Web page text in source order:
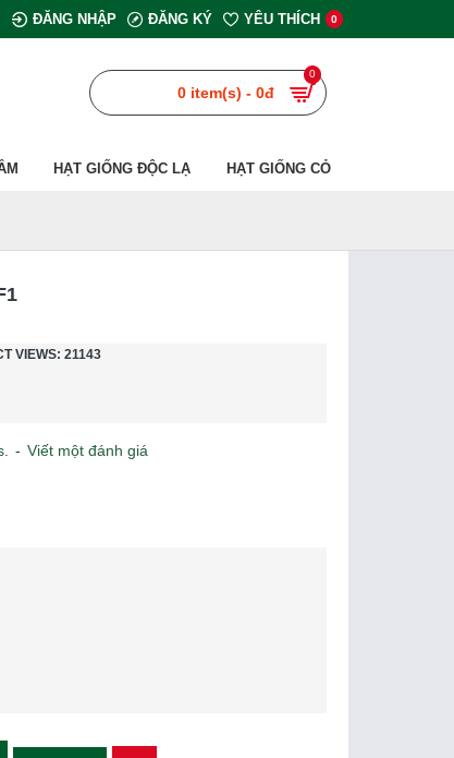
ĐĂNG NHẬP ĐĂNG KÝ YÊU THÍCH 0
0 item(s) - 0đ
0
HẠT GIỐNG ĐỘC LẠ HẠT GIỐNG CỎ
VIEWS: 21143
- Viết một đánh giá